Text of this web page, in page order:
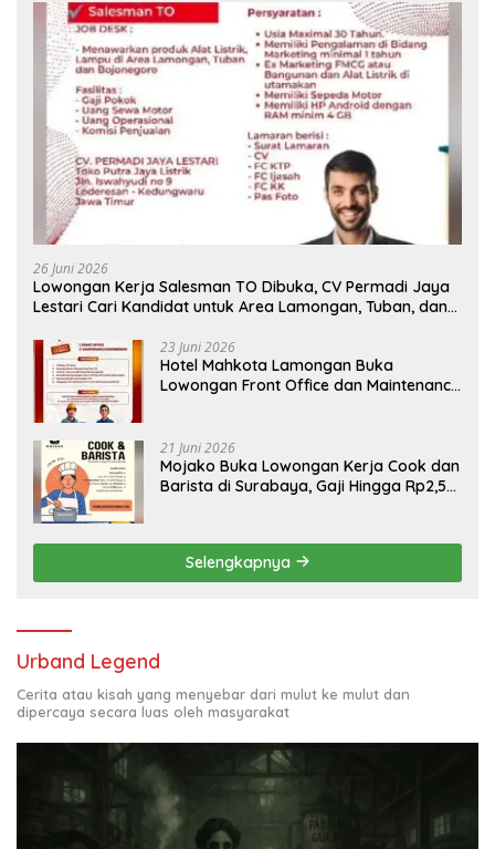
26 Juni 2026
Lowongan Kerja Salesman TO Dibuka, CV Permadi Jaya
Lestari Cari Kandidat untuk Area Lamongan, Tuban, dan
23 Juni 2026
Hotel Mahkota Lamongan Buka
Lowongan Front Office dan Maintenance
21 Juni 2026
Mojako Buka Lowongan Kerja Cook dan
Barista di Surabaya, Gaji Hingga Rp2,5
Selengkapnya
Urband Legend
Cerita atau kisah yang menyebar dari mulut ke mulut dan
dipercaya secara luas oleh masyarakat